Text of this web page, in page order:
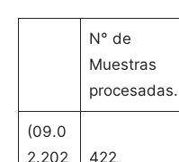
N° de
Muestras
procesadas.
(09.0
2.202
422